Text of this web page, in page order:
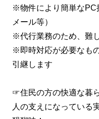
※物件により簡単なPC
メール等）
※代行業務のため、難
※即時対応が必要なも
引継します
☞住民の方の快適な暮
人の支えになっている